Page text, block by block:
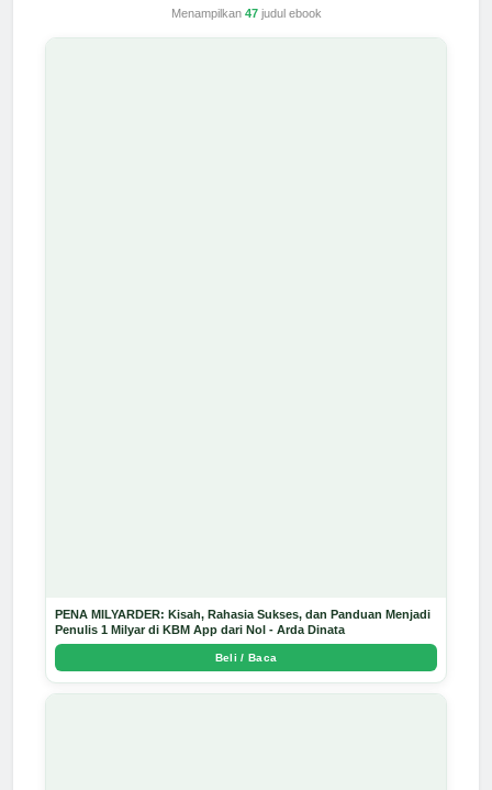
Menampilkan 47judul ebook
PENA MILYARDER: Kisah, Rahasia Sukses, dan Panduan Menjadi
Penulis 1 Milyar di KBM App dari Nol - Arda Dinata
Beli / Baca